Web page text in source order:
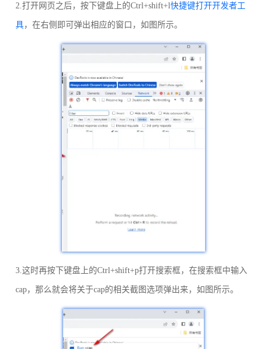
2.打开网页之后，按下键盘上的Ctrl+shift+l快捷键打开开发者工
具，在右侧即可弹出相应的窗口，如图所示。
3.这时再按下键盘上的Ctrl+shift+p打开搜索框，在搜索框中输入
cap，那么就会将关于cap的相关截图选项弹出来，如图所示。